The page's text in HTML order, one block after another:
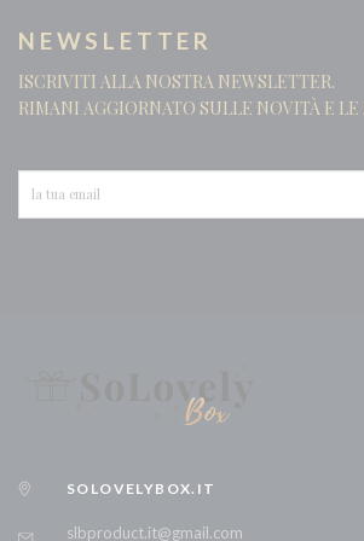
GRIMBERGEN
HENNESSY
JIM BEAM BLACK
JIM BEAM HONEY
NEWSLETTER
ISCRIVITI ALLA NOSTRA NEWSLETTER.
RIMANI AGGIORNATO SULLE NOVITÀ E
SOLOVELYBOX.IT
slbproduct.it@gmail.com